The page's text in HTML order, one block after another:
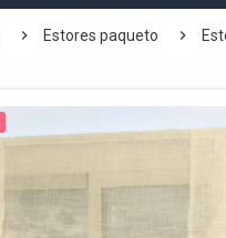
 Estores paqueto 